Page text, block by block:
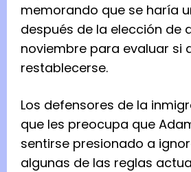
memorando que se haría
después de la elección de
noviembre para evaluar si
restablecerse.
Los defensores de la
que les preocupa que
sentirse presionado a
algunas de las reglas